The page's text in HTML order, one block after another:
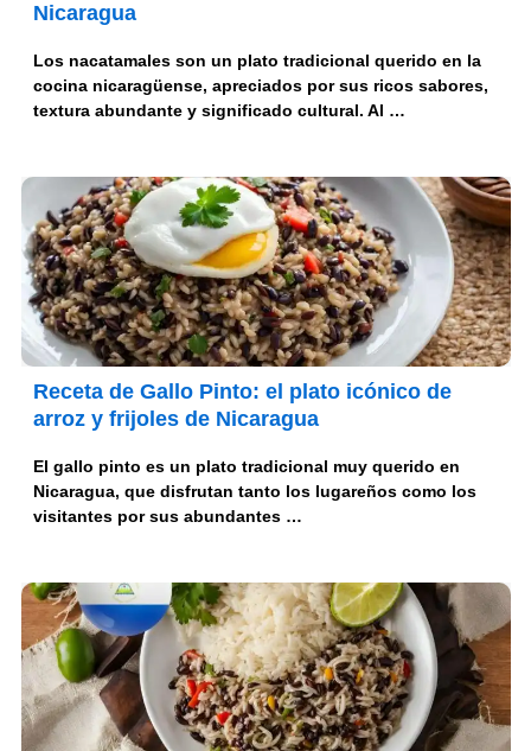
Nicaragua
Los nacatamales son un plato tradicional querido en la
cocina nicaragüense, apreciados por sus ricos sabores,
textura abundante y significado cultural. Al …
Receta de Gallo Pinto: el plato icónico de
arroz y frijoles de Nicaragua
El gallo pinto es un plato tradicional muy querido en
Nicaragua, que disfrutan tanto los lugareños como los
visitantes por sus abundantes …